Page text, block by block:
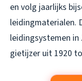
en volg jaarlijks
leidingmaterialen.
leidingsystemen in
gietijzer uit 1920